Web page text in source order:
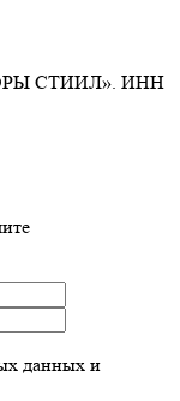
СТИИЛ». ИНН
данных и